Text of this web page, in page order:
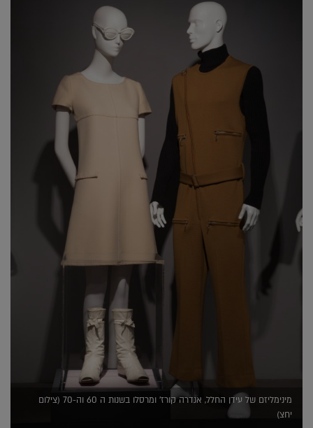
מינימליזם של עידן החלל, אנדרה קורז' ומרסלו בשנות ה 60 וה-70 (צילום
יחצ)